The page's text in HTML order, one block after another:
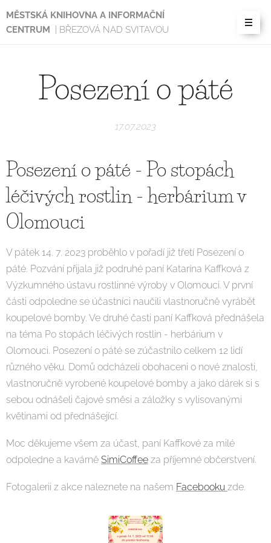
MĚSTSKÁ KNIHOVNA A INFORMAČNÍ
CENTRUM
| BŘEZOVÁ NAD SVITAVOU
Posezení o páté
17.07.2023
Posezení o páté - Po stopách
léčivých rostlin - herbárium v
Olomouci
V pátek 14. 7. 2023 proběhlo v pořadí již třetí Posezení o
páté. Pozvání přijala již podruhé paní Katarína Kaffková z
Výzkumného ústavu rostlinné výroby v Olomouci. V první
části odpoledne se účastníci naučili vlastnoručně vyrábět
koupelové bomby. Ve druhé časti paní Kaffková přednášela
na téma Po stopách léčivých rostlin - herbárium v
Olomouci. Posezení o páté se zúčastnilo celkem 12 lidí
různého věku. Domů odcházeli obohaceni o nové znalosti,
vlastnoručně vyrobené koupelové bomby a jako dárek si s
sebou odnášeli čajové směsi a záložky s vylisovanými
květinami od přednášející.
Moc děkujeme všem za účast, paní Kaffkové za milé
odpoledne a kavárně SimiCoffee za příjemné občerstvení.
Fotogalerii z akce naleznete na našem Facebooku zde.